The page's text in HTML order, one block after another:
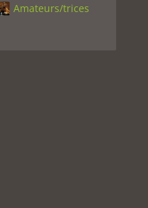
Amateurs/trices